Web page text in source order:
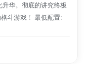
华。彻底的讲究终极
斗游戏！ 最低配置: